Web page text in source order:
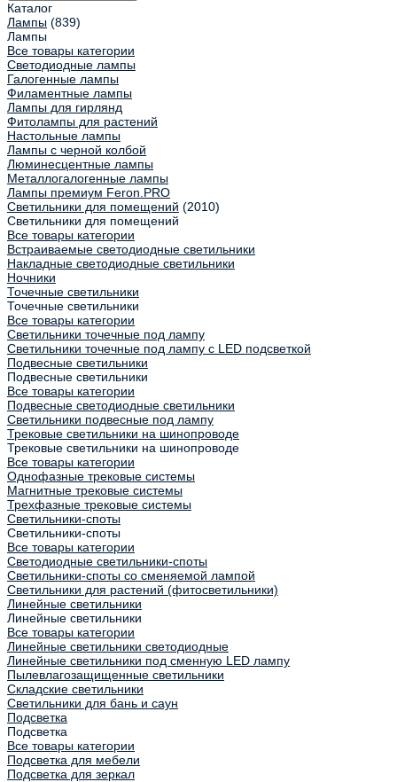
Каталог
Лампы (839)
Лампы
Все товары категории
Светодиодные лампы
Галогенные лампы
Филаментные лампы
Лампы для гирлянд
Фитолампы для растений
Настольные лампы
Лампы с черной колбой
Люминесцентные лампы
Металлогалогенные лампы
Лампы премиум Feron.PRO
Светильники для помещений (2010)
Светильники для помещений
Все товары категории
Встраиваемые светодиодные светильники
Накладные светодиодные светильники
Ночники
Точечные светильники
Точечные светильники
Все товары категории
Светильники точечные под лампу
Светильники точечные под лампу с LED подсветкой
Подвесные светильники
Подвесные светильники
Все товары категории
Подвесные светодиодные светильники
Светильники подвесные под лампу
Трековые светильники на шинопроводе
Трековые светильники на шинопроводе
Все товары категории
Однофазные трековые системы
Магнитные трековые системы
Трехфазные трековые системы
Светильники-споты
Светильники-споты
Все товары категории
Светодиодные светильники-споты
Светильники-споты со сменяемой лампой
Светильники для растений (фитосветильники)
Линейные светильники
Линейные светильники
Все товары категории
Линейные светильники светодиодные
Линейные светильники под сменную LED лампу
Пылевлагозащищенные светильники
Складские светильники
Светильники для бань и саун
Подсветка
Подсветка
Все товары категории
Подсветка для мебели
Подсветка для зеркал